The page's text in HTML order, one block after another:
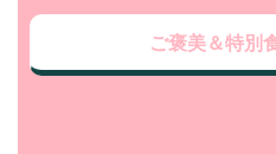
ご褒美＆特別